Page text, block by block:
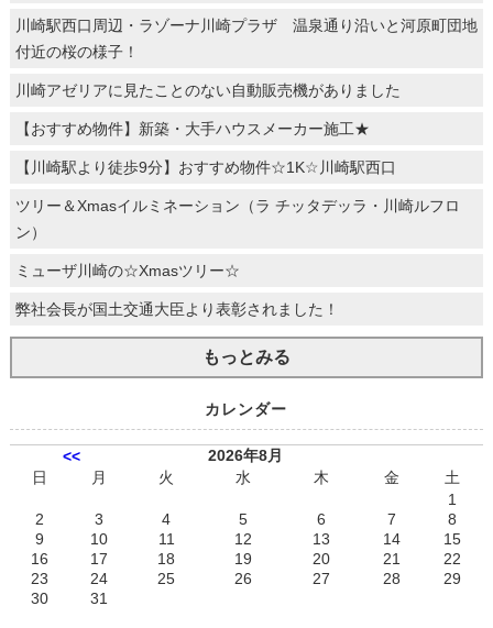
川崎駅西口周辺・ラゾーナ川崎プラザ 温泉通り沿いと河原町団地
付近の桜の様子！
川崎アゼリアに見たことのない自動販売機がありました
【おすすめ物件】新築・大手ハウスメーカー施工★
【川崎駅より徒歩9分】おすすめ物件☆1K☆川崎駅西口
ツリー＆Xmasイルミネーション（ラ チッタデッラ・川崎ルフロ
ン）
ミューザ川崎の☆Xmasツリー☆
弊社会長が国土交通大臣より表彰されました！
もっとみる
カレンダー
<<
2026年8月
日
月 火 水 木 金
土
1
2
3 4 5 6 7
8
9
10 11 12 13 14
15
16
17 18 19 20 21
22
23
24 25 26 27 28
29
30
31